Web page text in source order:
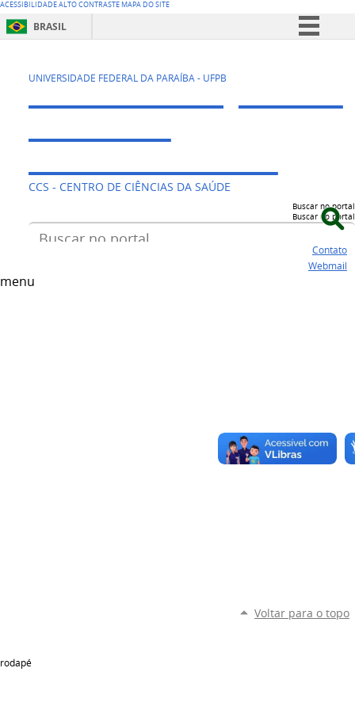
ACESSIBILIDADEALTO CONTRASTEMAPA DO SITE
BRASIL
Comunica BR
Participe
Canais
UNIVERSIDADE FEDERAL DA PARAÍBA - UFPB
COORDENAÇÃO DE
TERAPIA
OCUPACIONAL
CCS - CENTRO DE CIÊNCIAS DA SAÚDE
Buscar no portal
Buscar no portal
Contato
Webmail
menu
Voltar para o topo
rodapé